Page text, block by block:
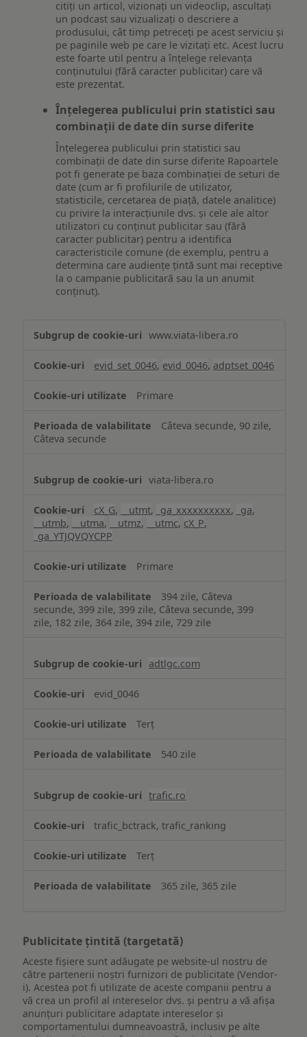
citiți un articol, vizionați un videoclip, ascultați
un podcast sau vizualizați o descriere a
produsului, cât timp petreceți pe acest serviciu și
pe paginile web pe care le vizitați etc. Acest lucru
este foarte util pentru a înțelege relevanța
conținutului (fără caracter publicitar) care vă
este prezentat.
Înțelegerea publicului prin statistici sau
combinații de date din surse diferite
Înțelegerea publicului prin statistici sau
combinații de date din surse diferite Rapoartele
pot fi generate pe baza combinației de seturi de
date (cum ar fi profilurile de utilizator,
statisticile, cercetarea de piață, datele analitice)
cu privire la interacțiunile dvs. și cele ale altor
utilizatori cu conținut publicitar sau (fără
caracter publicitar) pentru a identifica
caracteristicile comune (de exemplu, pentru a
determina care audiențe țintă sunt mai receptive
la o campanie publicitară sau la un anumit
conținut).
www.viata-libera.ro
evid_set_0046, evid_0046, adptset_0046
Primare
Câteva secunde, 90 zile,
Câteva secunde
viata-libera.ro
cX_G, __utmt, _ga_xxxxxxxxxx, _ga,
__utmb, __utma, __utmz, __utmc, cX_P,
_ga_YTJQVQYCPP
Primare
394 zile, Câteva
secunde, 399 zile, 399 zile, Câteva secunde, 399
zile, 182 zile, 364 zile, 394 zile, 729 zile
adtlgc.com
evid_0046
Terț
540 zile
trafic.ro
trafic_bctrack, trafic_ranking
Terț
365 zile, 365 zile
Publicitate țintită (targetată)
Aceste fișiere sunt adăugate pe website-ul nostru de
către partenerii noștri furnizori de publicitate (Vendor-
i). Acestea pot fi utilizate de aceste companii pentru a
vă crea un profil al intereselor dvs. și pentru a vă afișa
anunțuri publicitare adaptate intereselor și
comportamentului dumneavoastră, inclusiv pe alte